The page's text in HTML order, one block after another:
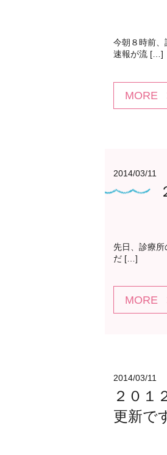
今朝８時前
速報が流 […]
MORE
2014/03/11
先日、診療
だ […]
MORE
2014/03/11
２０１
更新で